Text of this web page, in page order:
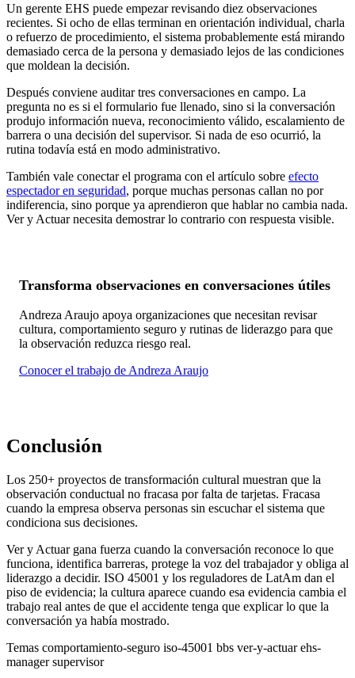
Un gerente EHS puede empezar revisando diez observaciones
recientes. Si ocho de ellas terminan en orientación individual, charla
o refuerzo de procedimiento, el sistema probablemente está mirando
demasiado cerca de la persona y demasiado lejos de las condiciones
que moldean la decisión.
Después conviene auditar tres conversaciones en campo. La
pregunta no es si el formulario fue llenado, sino si la conversación
produjo información nueva, reconocimiento válido, escalamiento de
barrera o una decisión del supervisor. Si nada de eso ocurrió, la
rutina todavía está en modo administrativo.
También vale conectar el programa con el artículo sobre efecto
espectador en seguridad, porque muchas personas callan no por
indiferencia, sino porque ya aprendieron que hablar no cambia nada.
Ver y Actuar necesita demostrar lo contrario con respuesta visible.
Transforma observaciones en conversaciones útiles
Andreza Araujo apoya organizaciones que necesitan revisar
cultura, comportamiento seguro y rutinas de liderazgo para que
la observación reduzca riesgo real.
Conocer el trabajo de Andreza Araujo
Conclusión
Los 250+ proyectos de transformación cultural muestran que la
observación conductual no fracasa por falta de tarjetas. Fracasa
cuando la empresa observa personas sin escuchar el sistema que
condiciona sus decisiones.
Ver y Actuar gana fuerza cuando la conversación reconoce lo que
funciona, identifica barreras, protege la voz del trabajador y obliga al
liderazgo a decidir. ISO 45001 y los reguladores de LatAm dan el
piso de evidencia; la cultura aparece cuando esa evidencia cambia el
trabajo real antes de que el accidente tenga que explicar lo que la
conversación ya había mostrado.
Temas comportamiento-seguro iso-45001 bbs ver-y-actuarehs-
managersupervisor